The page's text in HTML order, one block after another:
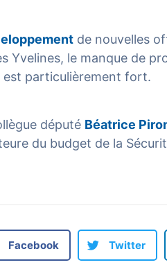
de nouvelles
Yvelines, le manque de
particulièrement fort.
député Béatrice
du budget de la
Facebook Twitter